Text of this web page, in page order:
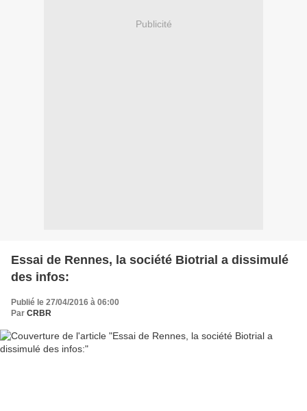
Publicité
Essai de Rennes, la société Biotrial a dissimulé
des infos:
Publié le 27/04/2016 à 06:00
Par CRBR